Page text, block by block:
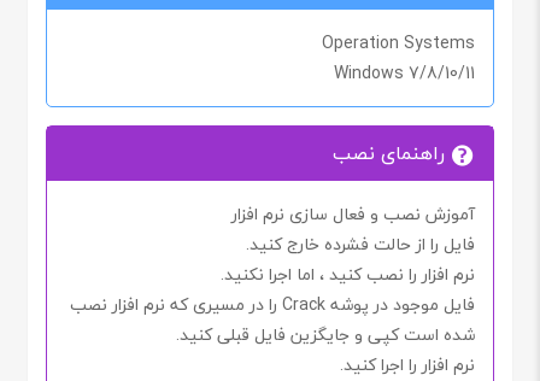
Operation Systems
Windows 7/8/10/11
راهنمای نصب
آموزش نصب و فعال سازی نرم افزار
فایل را از حالت فشرده خارج کنید.
نرم افزار را نصب کنید ، اما اجرا نکنید.
فایل موجود در پوشهCrack را در مسیری که نرم افزار نصب
شده است کپی و جایگزین فایل قبلی کنید.
نرم افزار را اجرا کنید.